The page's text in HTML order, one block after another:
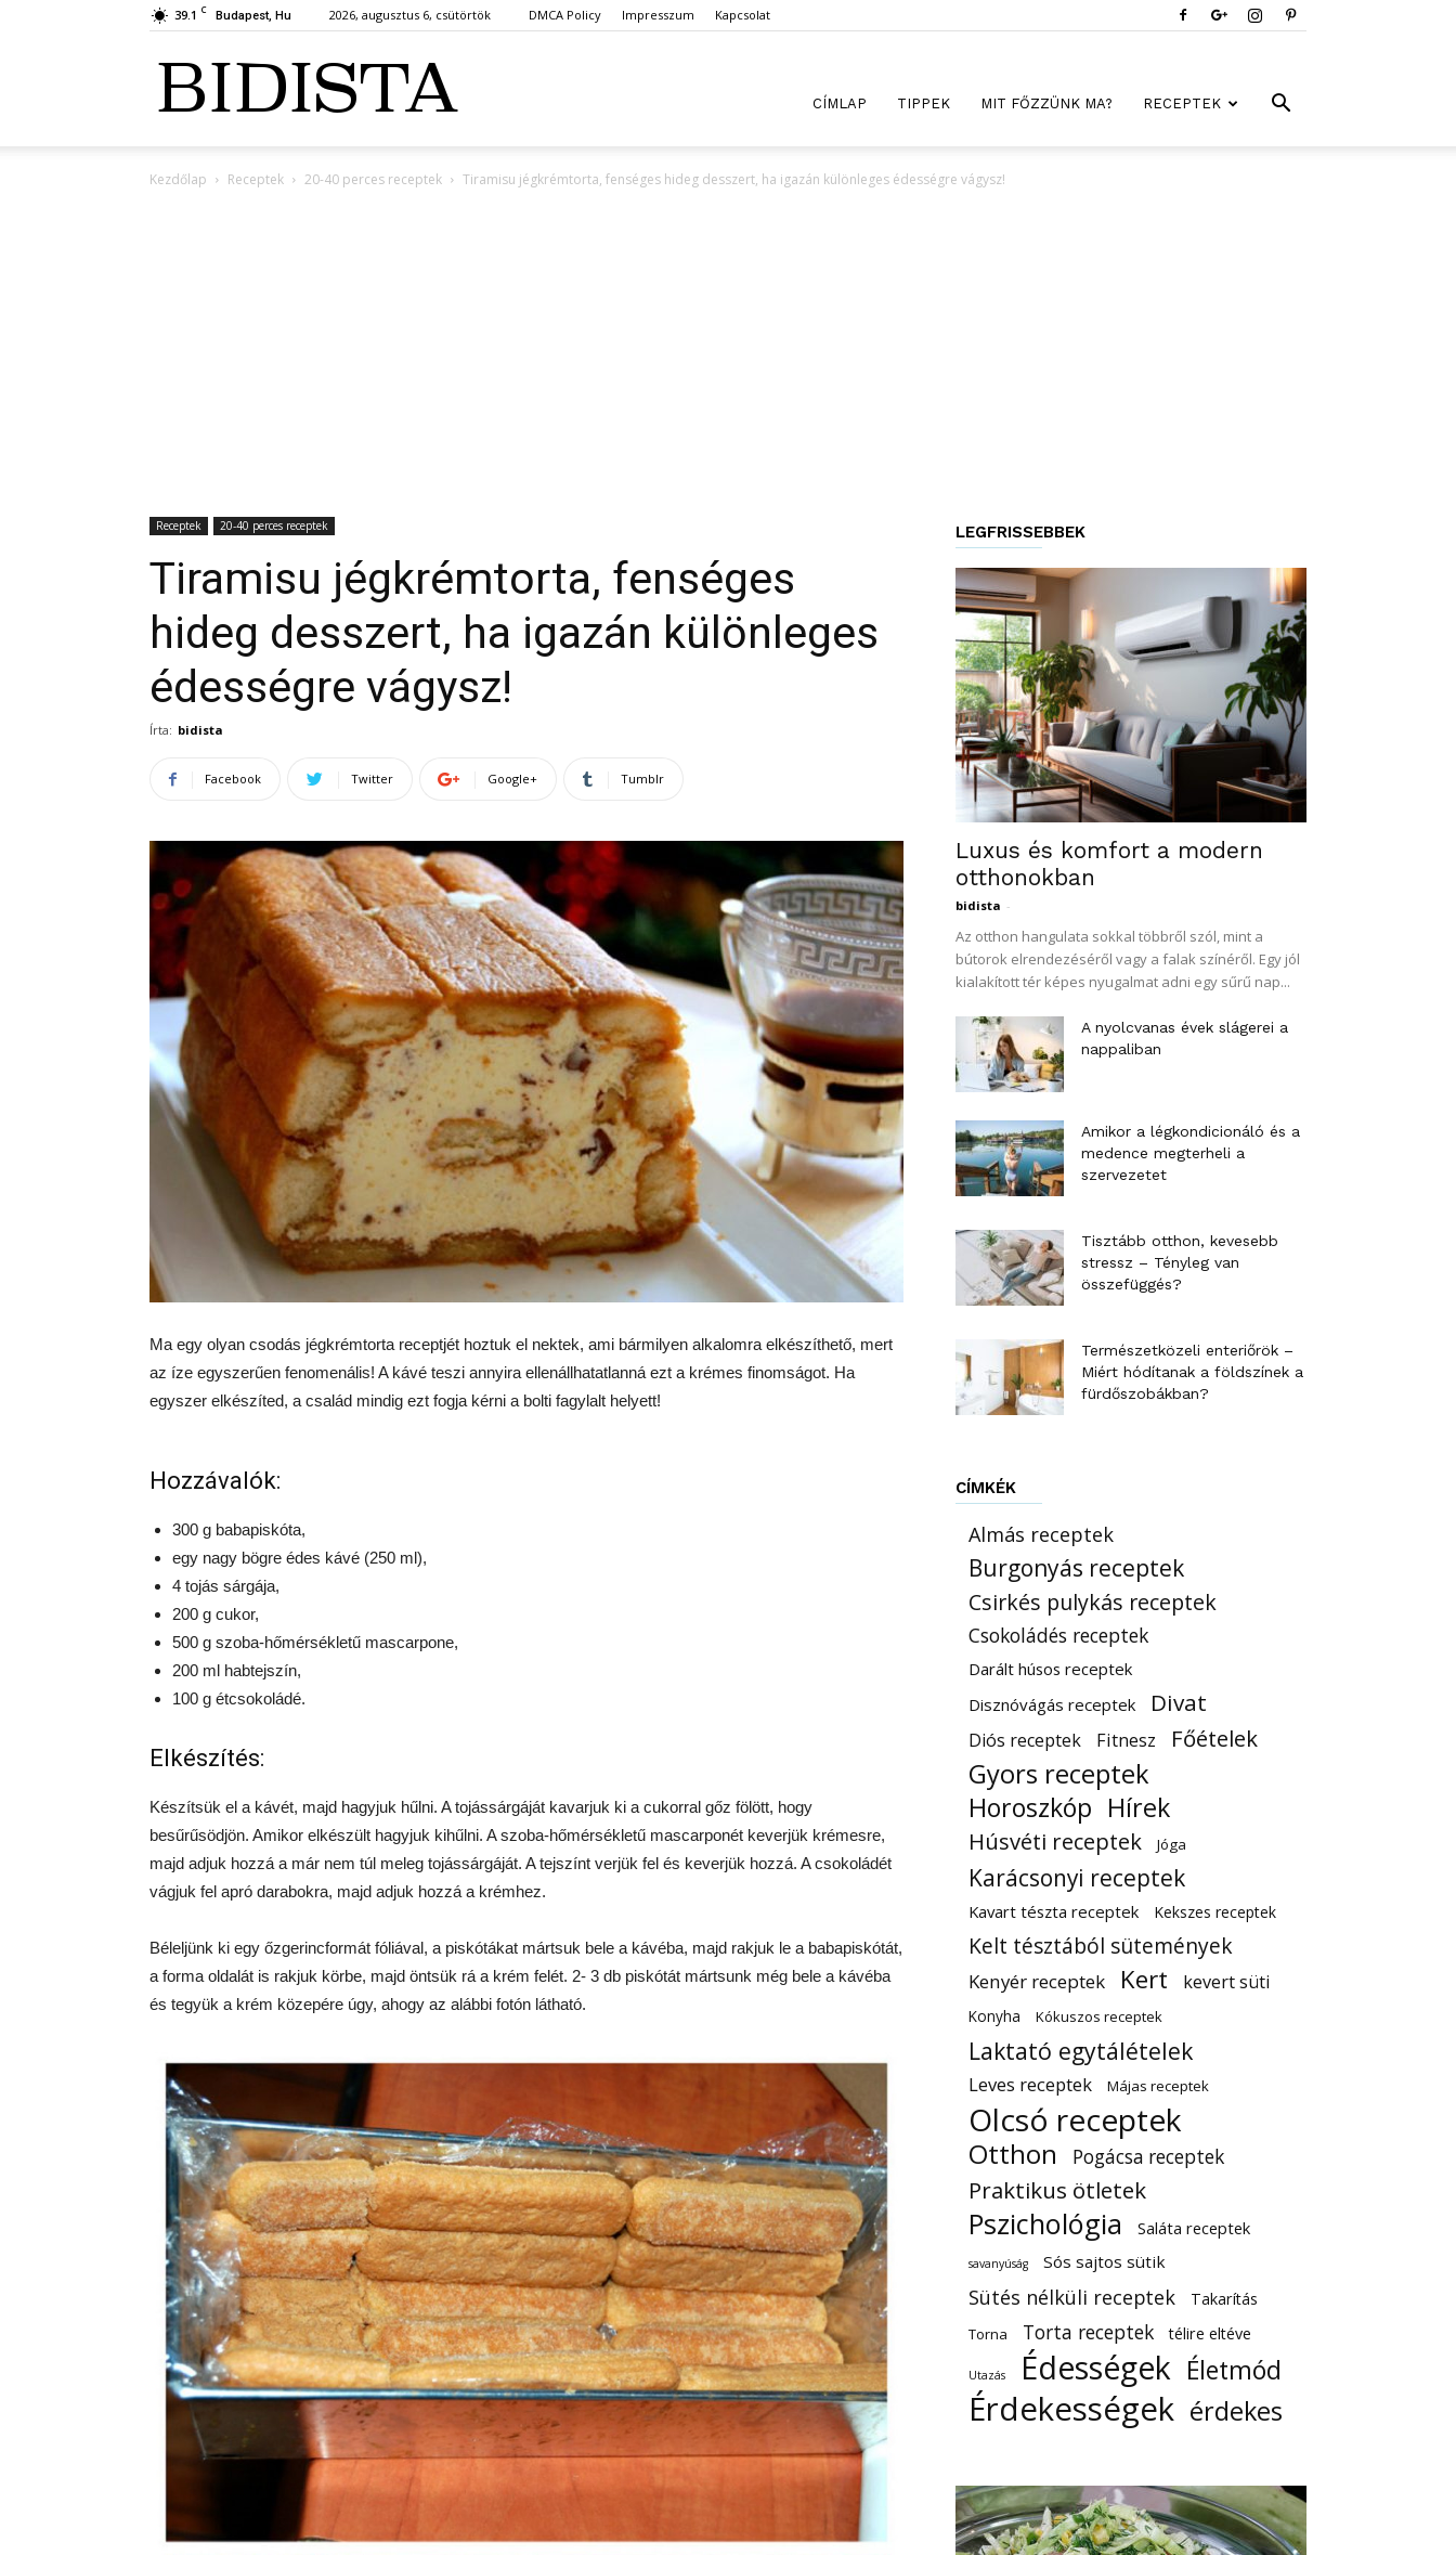
39.1 C Budapest, Hu 2026, augusztus 6, csütörtök DMCA Policy Impresszum Kapcsolat
CÍMLAP TIPPEK MIT FŐZZÜNK MA? RECEPTEK
Kezdőlap Receptek 20-40 perces receptek Tiramisu jégkrémtorta, fenséges hideg desszert, ha igazán különleges édességre vágysz!
Receptek 20-40 perces receptek
Tiramisu jégkrémtorta, fenséges
hideg desszert, ha igazán különleges
édességre vágysz!
Írta: bidista
Facebook Twitter Google+ Tumblr
Ma egy olyan csodás jégkrémtorta receptjét hoztuk el nektek, ami bármilyen alkalomra elkészíthető, mert
az íze egyszerűen fenomenális! A kávé teszi annyira ellenállhatatlanná ezt a krémes finomságot. Ha
egyszer elkészíted, a család mindig ezt fogja kérni a bolti fagylalt helyett!
Hozzávalók:
300 g babapiskóta,
egy nagy bögre édes kávé (250 ml),
4 tojás sárgája,
200 g cukor,
500 g szoba-hőmérsékletű mascarpone,
200 ml habtejszín,
100 g étcsokoládé.
Elkészítés:
Készítsük el a kávét, majd hagyjuk hűlni. A tojássárgáját kavarjuk ki a cukorral gőz fölött, hogy
besűrűsödjön. Amikor elkészült hagyjuk kihűlni. A szoba-hőmérsékletű mascarponét keverjük krémesre,
majd adjuk hozzá a már nem túl meleg tojássárgáját. A tejszínt verjük fel és keverjük hozzá. A csokoládét
vágjuk fel apró darabokra, majd adjuk hozzá a krémhez.
Béleljünk ki egy őzgerincformát fóliával, a piskótákat mártsuk bele a kávéba, majd rakjuk le a babapiskótát,
a forma oldalát is rakjuk körbe, majd öntsük rá a krém felét. 2- 3 db piskótát mártsunk még bele a kávéba
és tegyük a krém közepére úgy, ahogy az alábbi fotón látható.
LEGFRISSEBBEK
Luxus és komfort a modern
otthonokban
bidista -
Az otthon hangulata sokkal többről szól, mint a
bútorok elrendezéséről vagy a falak színéről. Egy jól
kialakított tér képes nyugalmat adni egy sűrű nap...
A nyolcvanas évek slágerei a
nappaliban
Amikor a légkondicionáló és a
medence megterheli a
szervezetet
Tisztább otthon, kevesebb
stressz – Tényleg van
összefüggés?
Természetközeli enteriőrök –
Miért hódítanak a földszínek a
fürdőszobákban?
CÍMKÉK
Almás receptek
Burgonyás receptek
Csirkés pulykás receptek
Csokoládés receptek
Darált húsos receptek
Disznóvágás receptek
Divat
Diós receptek Fitnesz Főételek
Gyors receptek
Horoszkóp Hírek
Húsvéti receptek Jóga
Karácsonyi receptek
Kavart tészta receptek Kekszes receptek
Kelt tésztából sütemények
Kenyér receptek Kert kevert süti
Konyha Kókuszos receptek
Laktató egytálételek
Leves receptek Májas receptek
Olcsó receptek
Otthon Pogácsa receptek
Praktikus ötletek
Pszichológia Saláta receptek
savanyúság Sós sajtos sütik
Sütés nélküli receptek Takarítás
Torna Torta receptek télire eltéve
Utazás Édességek Életmód
Érdekességek érdekes